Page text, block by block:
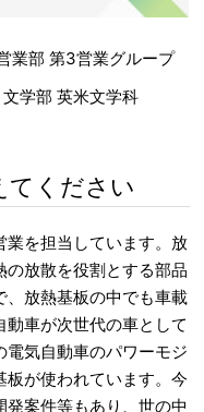
業部 第3営業グループ
文学部 英米文学科
てください
業を担当しています。放
放散を役割とする部品
、放熱基板の中でも車載
車が次世代の車として
気自動車のパワーモジ
板が使われています。今
案件等もあり、世の中